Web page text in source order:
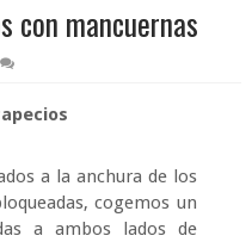
con mancuernas
a la anchura de los
cogemos un
a ambos lados de